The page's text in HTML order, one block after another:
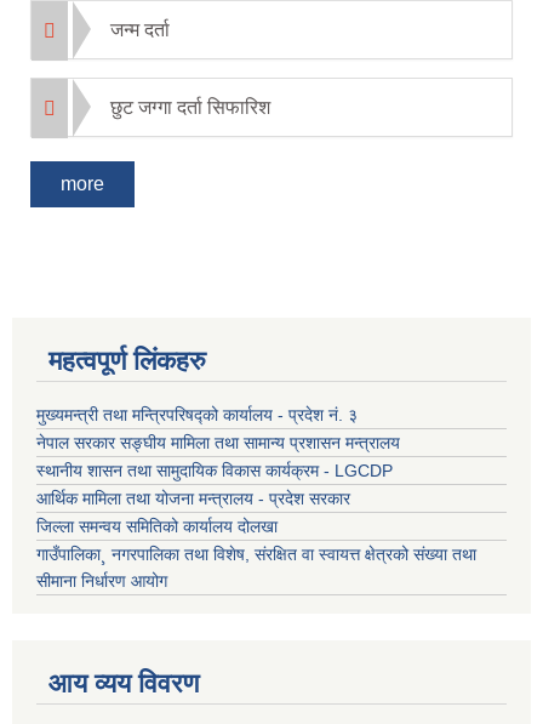
जन्म दर्ता
छुट जग्गा दर्ता सिफारिश
more
महत्वपूर्ण लिंकहरु
मुख्यमन्त्री तथा मन्त्रिपरिषद्को कार्यालय - प्रदेश नं. ३
नेपाल सरकार सङ्घीय मामिला तथा सामान्य प्रशासन मन्त्रालय
स्थानीय शासन तथा सामुदायिक विकास कार्यक्रम - LGCDP
आर्थिक मामिला तथा योजना मन्त्रालय - प्रदेश सरकार
जिल्ला समन्वय समितिको कार्यालय दोलखा
गाउँपालिका¸ नगरपालिका तथा विशेष, संरक्षित वा स्वायत्त क्षेत्रको संख्या तथा
सीमाना निर्धारण आयोग
आय व्यय विवरण